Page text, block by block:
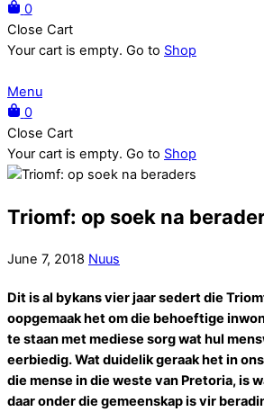
0
Close Cart
Your cart is empty. Go to Shop
Menu
0
Close Cart
Your cart is empty. Go to Shop
Triomf: op soek na
June 7, 2018 Nuus
Dit is al bykans vier jaar sedert die
oopgemaak het om die behoeftige
te staan met mediese sorg wat hul
eerbiedig. Wat duidelik geraak het in
die mense in die weste van Pretoria, is
daar onder die gemeenskap is vir